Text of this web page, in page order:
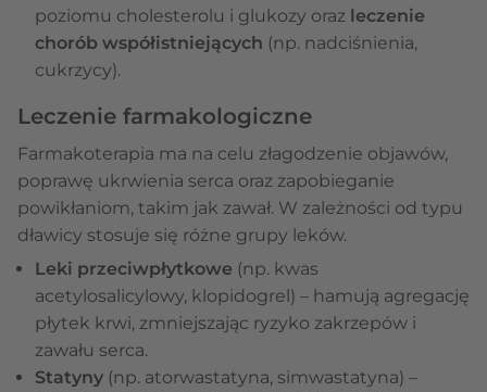
poziomu cholesterolu i glukozy oraz leczenie
chorób współistniejących (np. nadciśnienia,
cukrzycy).
Leczenie farmakologiczne
Farmakoterapia ma na celu złagodzenie objawów,
poprawę ukrwienia serca oraz zapobieganie
powikłaniom, takim jak zawał. W zależności od typu
dławicy stosuje się różne grupy leków.
Leki przeciwpłytkowe (np. kwas
acetylosalicylowy, klopidogrel) – hamują agregację
płytek krwi, zmniejszając ryzyko zakrzepów i
zawału serca.
Statyny (np. atorwastatyna, simwastatyna) –